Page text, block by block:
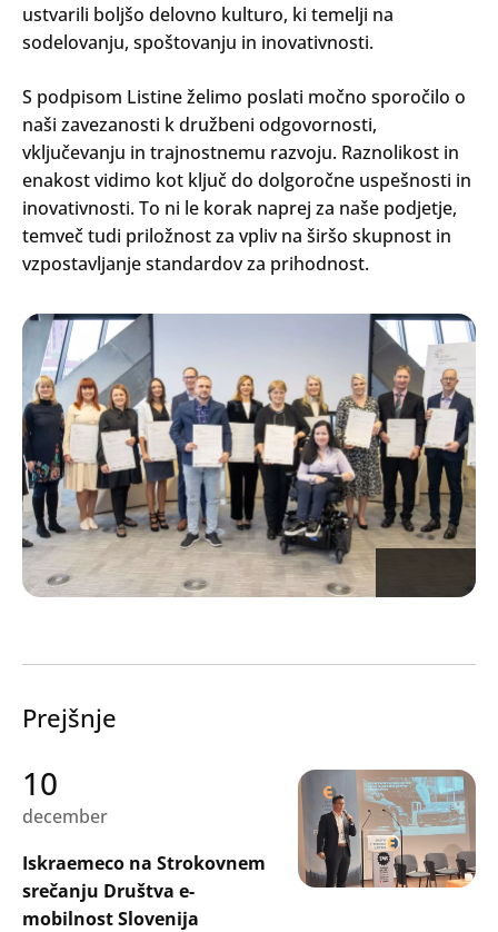
Search
Oddaj
ustvarili boljšo delovno kulturo, ki temelji na
sodelovanju, spoštovanju in inovativnosti.
S podpisom Listine želimo poslati močno sporočilo o
naši zavezanosti k družbeni odgovornosti,
vključevanju in trajnostnemu razvoju. Raznolikost in
enakost vidimo kot ključ do dolgoročne uspešnosti in
inovativnosti. To ni le korak naprej za naše podjetje,
temveč tudi priložnost za vpliv na širšo skupnost in
vzpostavljanje standardov za prihodnost.
Prejšnje
10
december
Iskraemeco na Strokovnem
srečanju Društva e-
mobilnost Slovenija